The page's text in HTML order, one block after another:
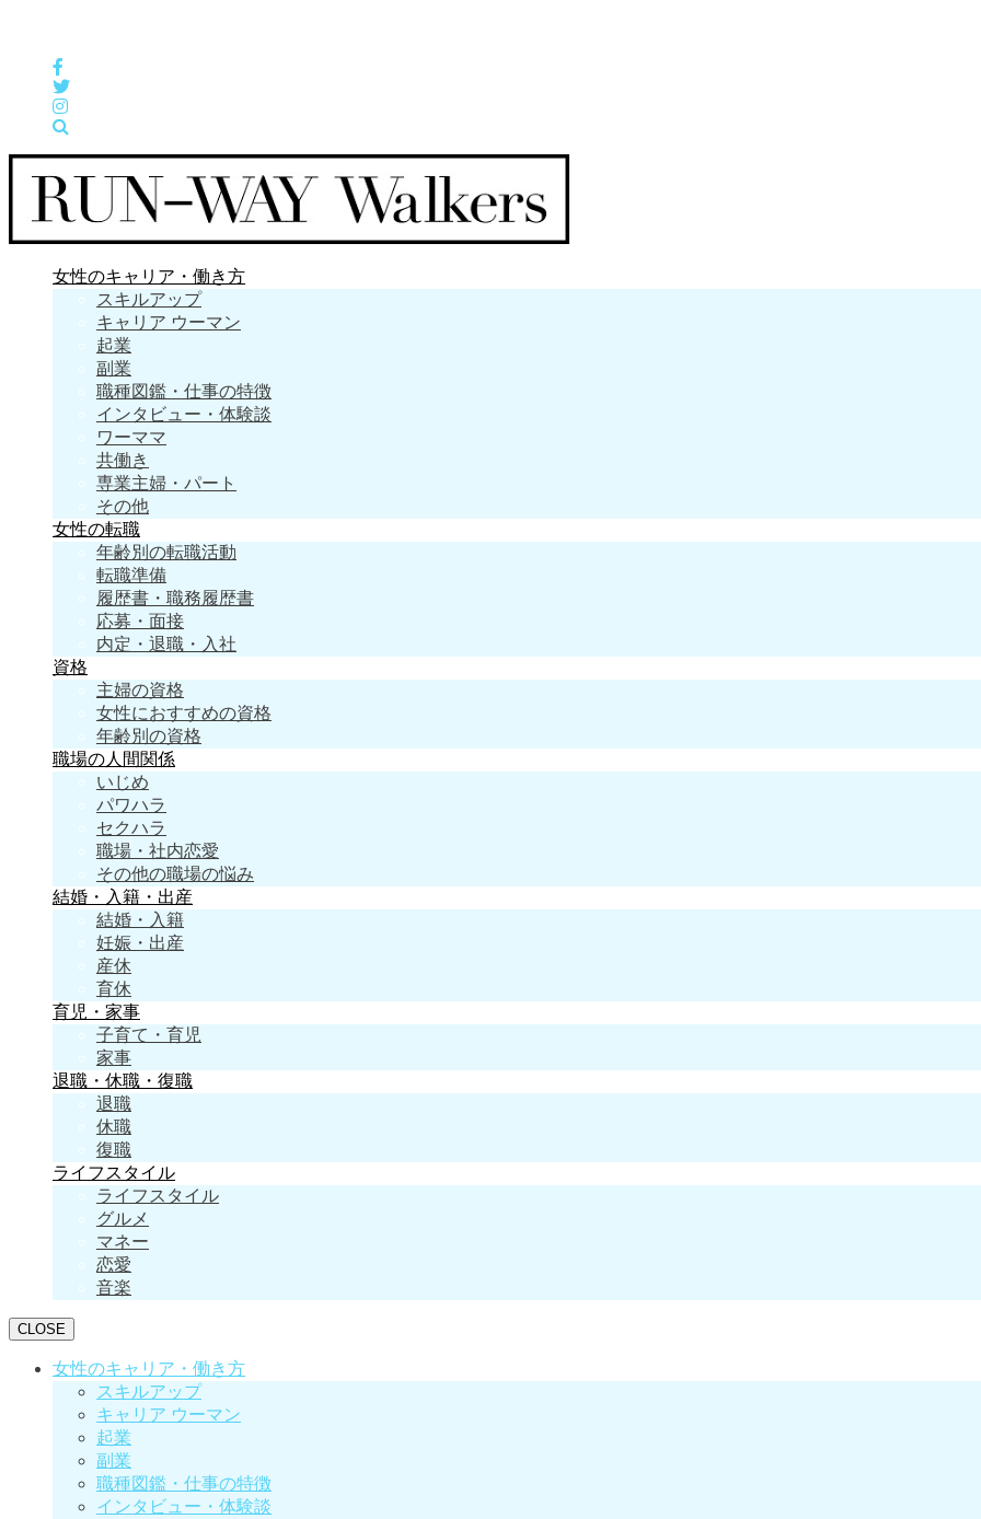
女性のキャリア・働き方
スキルアップ
キャリア ウーマン
起業
副業
職種図鑑・仕事の特徴
インタビュー・体験談
ワーママ
共働き
専業主婦・パート
その他
女性の転職
年齢別の転職活動
転職準備
履歴書・職務履歴書
応募・面接
内定・退職・入社
資格
主婦の資格
女性におすすめの資格
年齢別の資格
職場の人間関係
いじめ
パワハラ
セクハラ
職場・社内恋愛
その他の職場の悩み
結婚・入籍・出産
結婚・入籍
妊娠・出産
産休
育休
育児・家事
子育て・育児
家事
退職・休職・復職
退職
休職
復職
ライフスタイル
ライフスタイル
グルメ
マネー
恋愛
音楽
CLOSE
女性のキャリア・働き方
スキルアップ
キャリア ウーマン
起業
副業
職種図鑑・仕事の特徴
インタビュー・体験談